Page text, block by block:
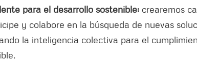
para el desarrollo sostenible: crearemos
y colabore en la búsqueda de nuevas
la inteligencia colectiva para el